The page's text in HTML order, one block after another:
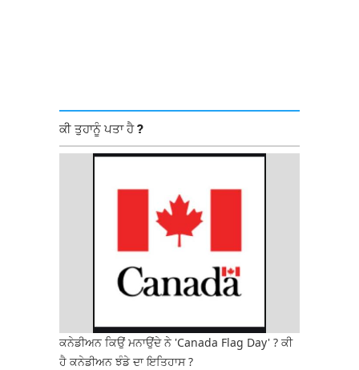
ਕੀ ਤੁਹਾਨੂੰ ਪਤਾ ਹੈ ?
ਕਨੇਡੀਅਨ ਕਿਉਂ ਮਨਾਉਂਦੇ ਨੇ 'Canada Flag Day' ? ਕੀ
ਹੈ ਕਨੇਡੀਅਨ ਝੰਡੇ ਦਾ ਇਤਿਹਾਸ ?